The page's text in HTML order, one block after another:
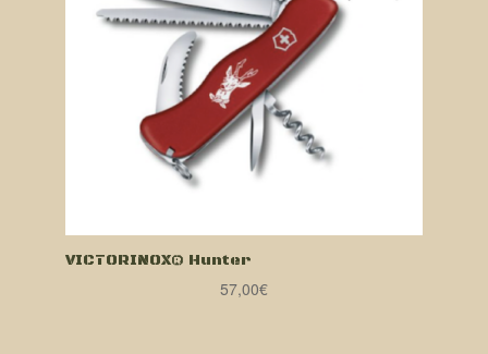
VICTORINOX® Hunter
57,00€